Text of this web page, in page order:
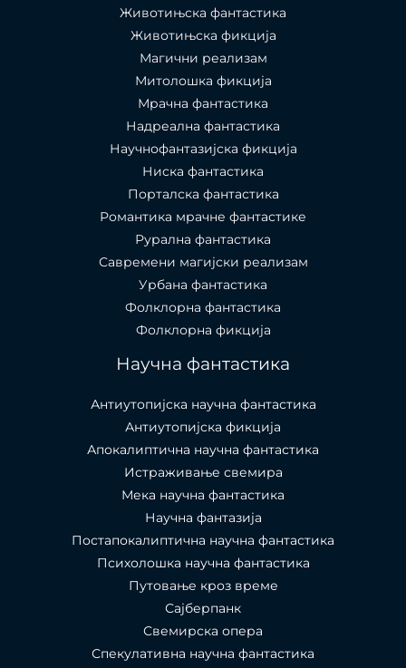
Животињска фантастика
Животињска фикција
Магични реализам
Митолошка фикција
Мрачна фантастика
Надреална фантастика
Научнофантазијска фикција
Ниска фантастика
Порталска фантастика​
Романтика мрачне фантастике
Рурална фантастика
Савремени магијски реализам
Урбана фантастика
Фолклорна фантастика
Фолклорна фикција
Научна фантастика
Антиутопијска научна фантастика
Антиутопијска фикција
Апокалиптична научна фантастика
Истраживање свемира
Мека научна фантастика
Научна фантазија
Постапокалиптична научна фантастика
Психолошка научна фантастика
Путовање кроз време
Сајберпанк
Свемирска опера
Спекулативна научна фантастика